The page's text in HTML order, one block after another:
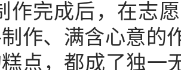
作完成后，在志
作、满含心意的
点，都成了独一